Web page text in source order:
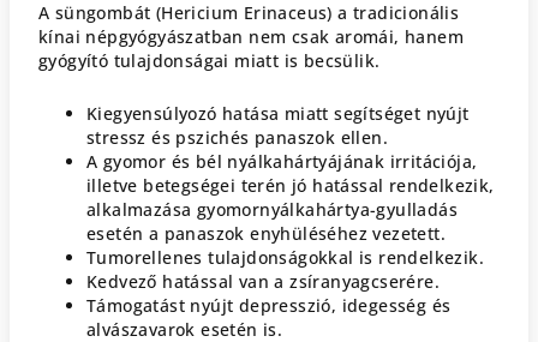
A süngombát (Hericium Erinaceus) a tradicionális
kínai népgyógyászatban nem csak aromái, hanem
gyógyító tulajdonságai miatt is becsülik.
Kiegyensúlyozó hatása miatt segítséget nyújt
stressz és pszichés panaszok ellen.
A gyomor és bél nyálkahártyájának irritációja,
illetve betegségei terén jó hatással rendelkezik,
alkalmazása gyomornyálkahártya-gyulladás
esetén a panaszok enyhüléséhez vezetett.
Tumorellenes tulajdonságokkal is rendelkezik.
Kedvező hatással van a zsíranyagcserére.
Támogatást nyújt depresszió, idegesség és
alvászavarok esetén is.